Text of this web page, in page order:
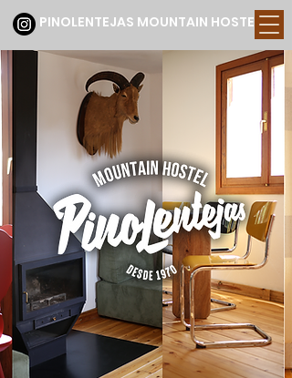
PINOLENTEJAS MOUNTAIN HOSTEL